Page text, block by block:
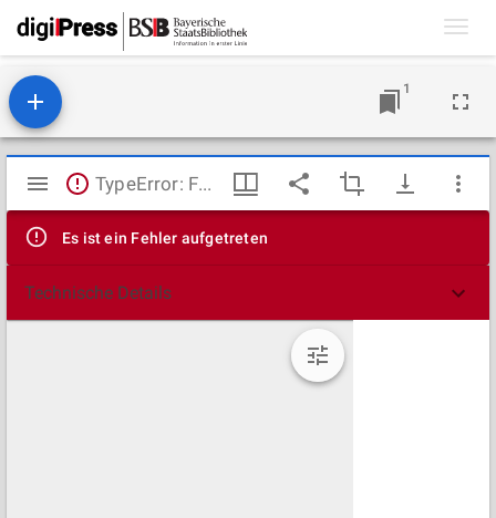
1
Mirador
Viewer
TypeError: Failed to fetch
Es ist ein Fehler aufgetreten
Technische Details